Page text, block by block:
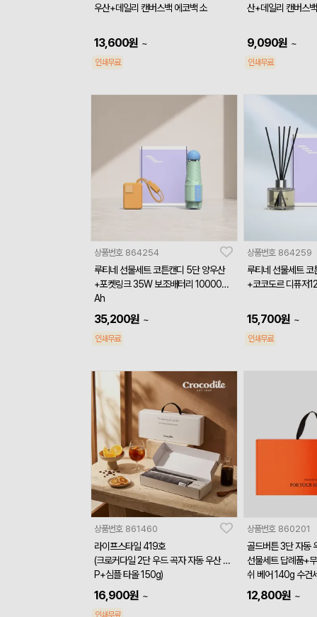
우산+데일리 캔버스백 에코백 소
13,600원 ~
인쇄무료
산+데일리 캔버스
9,090원 ~
인쇄무료
상품번호 864254
루티네 선물세트 코튼캔디 5단 양우산
+포켓링크 35W 보조배터리 10000m
Ah
35,200원 ~
인쇄무료
상품번호 864259
루티네 선물세트
+코코도르 디퓨저
15,700원 ~
인쇄무료
상품번호 861460
라이프스타일 419호
(크로커다일 2단 우드 곡자 자동 우산 VI
P+심플 타올 150g)
16,900원 ~
인쇄무료
상품번호 860201
골드버튼 3단 자동
선물세트 답례품+
쉬 베어 140g 수건
12,800원 ~